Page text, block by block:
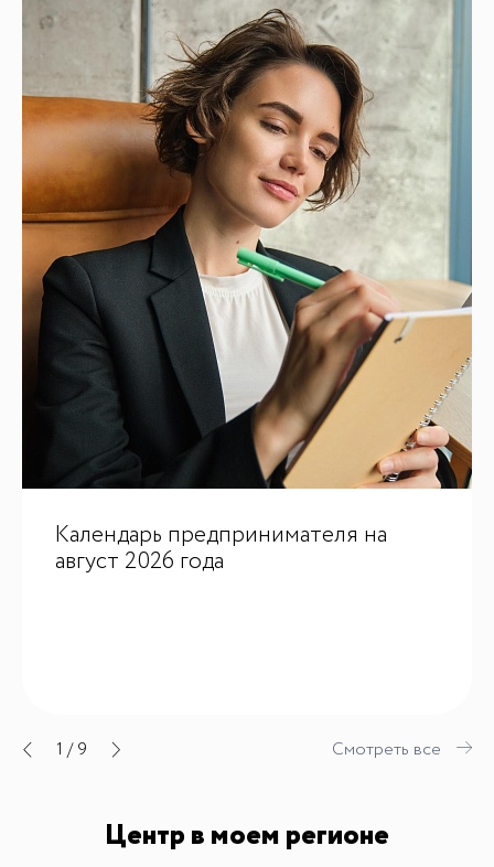
Календарь предпринимателя на
август 2026 года
1 /9 Смотреть все
Центр в моем регионе